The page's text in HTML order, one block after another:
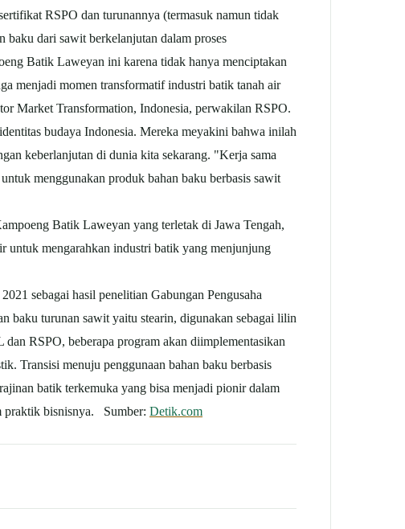
RSPO dan turunannya (termasuk namun tidak
baku dari sawit berkelanjutan dalam proses
Batik Laweyan ini karena tidak hanya menciptakan
menjadi momen transformatif industri batik tanah air
Market Transformation, Indonesia, perwakilan RSPO.
budaya Indonesia. Mereka meyakini bahwa inilah
keberlanjutan di dunia kita sekarang. "Kerja sama
menggunakan produk bahan baku berbasis sawit
Batik Laweyan yang terletak di Jawa Tengah,
untuk mengarahkan industri batik yang menjunjung
sebagai hasil penelitian Gabungan Pengusaha
baku turunan sawit yaitu stearin, digunakan sebagai lilin
RSPO, beberapa program akan diimplementasikan
Transisi menuju penggunaan bahan baku berbasis
batik terkemuka yang bisa menjadi pionir dalam
praktik bisnisnya. Sumber: Detik.com